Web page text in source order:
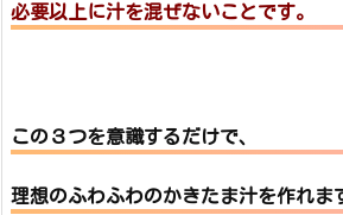
必要以上に汁を混ぜないことです。
この３つを意識するだけで、
理想のふわふわのかきたま汁を作れま